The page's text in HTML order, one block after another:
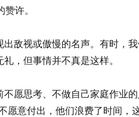
许。
敌视或傲慢的名声。有时，
，但事情并不真是这样。
愿思考、不做自己家庭作业
愿意付出，他们浪费了时间，